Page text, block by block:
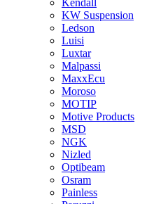
Kendall
KW Suspension
Ledson
Luisi
Luxtar
Malpassi
MaxxEcu
Moroso
MOTIP
Motive Products
MSD
NGK
Nizled
Optibeam
Osram
Painless